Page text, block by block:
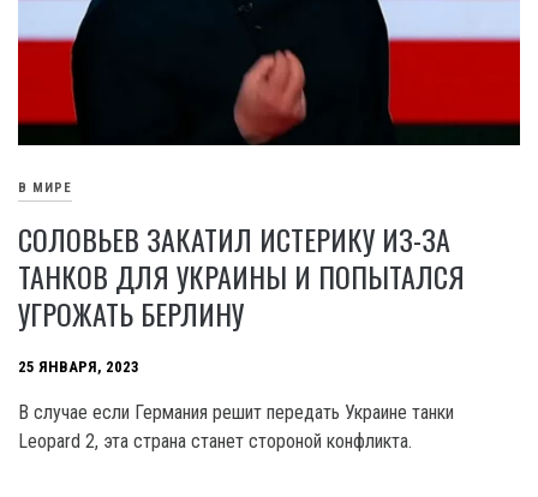
В МИРЕ
СОЛОВЬЕВ ЗАКАТИЛ ИСТЕРИКУ ИЗ-ЗА
ТАНКОВ ДЛЯ УКРАИНЫ И ПОПЫТАЛСЯ
УГРОЖАТЬ БЕРЛИНУ
25 ЯНВАРЯ, 2023
В случае если Германия решит передать Украине танки
Leopard 2, эта страна станет стороной конфликта.